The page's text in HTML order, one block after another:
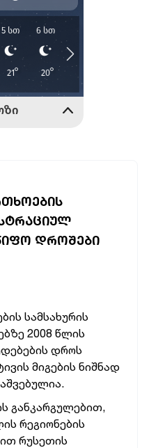
ᲓᲠᲝᲨᲔᲑᲘ
სამსახურის
2008 წლის
დროს
მიგებისნიშნად
განკარგულებით,
რეგიონების
რუსეთის